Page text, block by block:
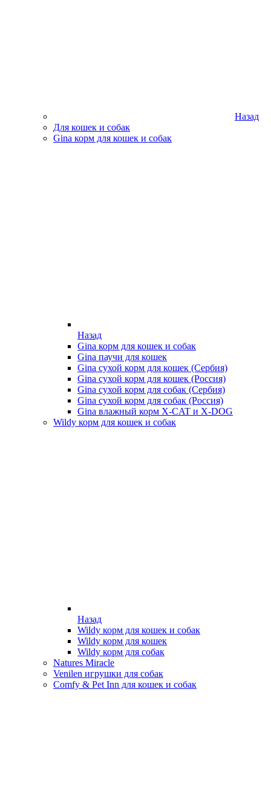
Назад
Для кошек и собак
Gina корм для кошек и собак
Назад
Gina корм для кошек и собак
Gina паучи для кошек
Gina сухой корм для кошек (Сербия)
Gina сухой корм для кошек (Россия)
Gina сухой корм для собак (Сербия)
Gina сухой корм для собак (Россия)
Gina влажный корм X-CAT и X-DOG
Wildy корм для кошек и собак
Назад
Wildy корм для кошек и собак
Wildy корм для кошек
Wildy корм для собак
Natures Miracle
Venilen игрушки для собак
Comfy & Pet Inn для кошек и собак